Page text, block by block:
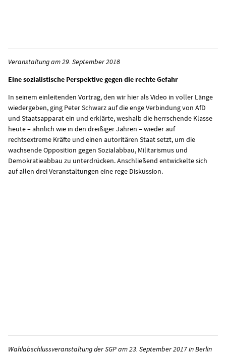
Veranstaltung am 29. September 2018
Eine sozialistische Perspektive gegen die rechte Gefahr
In seinem einleitenden Vortrag, den wir hier als Video in voller Länge
wiedergeben, ging Peter Schwarz auf die enge Verbindung von AfD
und Staatsapparat ein und erklärte, weshalb die herrschende Klasse
heute – ähnlich wie in den dreißiger Jahren – wieder auf
rechtsextreme Kräfte und einen autoritären Staat setzt, um die
wachsende Opposition gegen Sozialabbau, Militarismus und
Demokratieabbau zu unterdrücken. Anschließend entwickelte sich
auf allen drei Veranstaltungen eine rege Diskussion.
Wahlabschlussveranstaltung der SGP am 23. September 2017 in Berlin